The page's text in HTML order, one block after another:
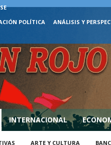
POLÍTICA ANÁLISIS Y
INTERNACIONAL
ARTE Y CULTURA